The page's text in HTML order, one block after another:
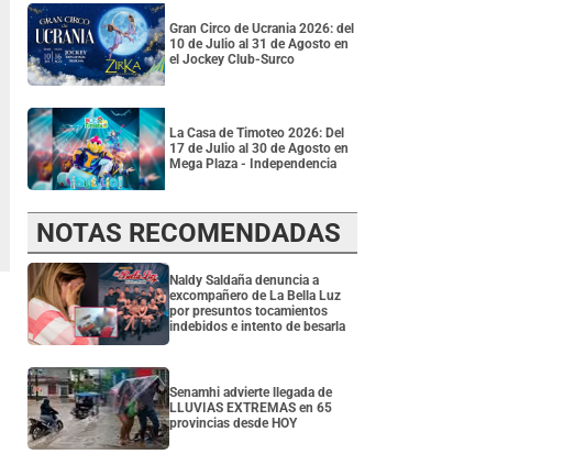
Gran Circo de Ucrania 2026: del
10 de Julio al 31 de Agosto en
el Jockey Club-Surco
La Casa de Timoteo 2026: Del
17 de Julio al 30 de Agosto en
Mega Plaza - Independencia
NOTAS RECOMENDADAS
Naldy Saldaña denuncia a
excompañero de La Bella Luz
por presuntos tocamientos
indebidos e intento de besarla
Senamhi advierte llegada de
LLUVIAS EXTREMAS en 65
provincias desde HOY